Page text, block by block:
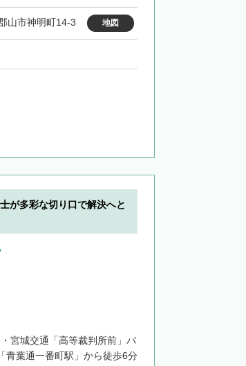
山市神明町14-3 地図
が多彩な切り口で解決へと
宮城交通「高等裁判所前」バ
青葉通一番町駅」から徒歩6分